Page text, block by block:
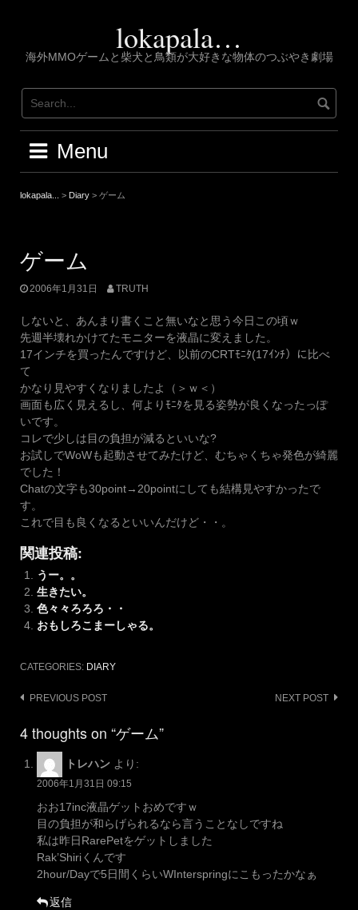
lokapala…
海外MMOゲームと柴犬と鳥類が大好きな物体のつぶやき劇場
Menu
lokapala... > Diary > ゲーム
ゲーム
2006年1月31日 TRUTH
しないと、あんまり書くこと無いなと思う今日この頃ｗ
先週半壊れかけてたモニターを液晶に変えました。
17インチを買ったんですけど、以前のCRTﾓﾆﾀ(17ｲﾝﾁ）に比べ
て
かなり見やすくなりましたよ（＞ｗ＜）
画面も広く見えるし、何よりﾓﾆﾀを見る姿勢が良くなったっぽ
いです。
コレで少しは目の負担が減るといいな?
お試しでWoWも起動させてみたけど、むちゃくちゃ発色が綺麗
でした！
Chatの文字も30point→20pointにしても結構見やすかったで
す。
これで目も良くなるといいんだけど・・。
関連投稿:
うー。。
生きたい。
色々々ろろろ・・
おもしろこまーしゃる。
CATEGORIES: DIARY
Post
PREVIOUS POST NEXT POST
4 thoughts on “ゲーム”
トレハン より:
2006年1月31日 09:15
おお17inc液晶ゲットおめですｗ
目の負担が和らげられるなら言うことなしですね
私は昨日RarePetをゲットしました
Rak’Shiriくんです
2hour/Dayで5日間くらいWInterspringにこもったかなぁ
返信